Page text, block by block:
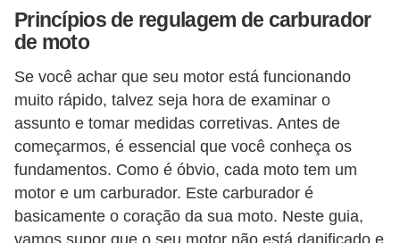
Princípios de regulagem de carburador
de moto
Se você achar que seu motor está funcionando
muito rápido, talvez seja hora de examinar o
assunto e tomar medidas corretivas. Antes de
começarmos, é essencial que você conheça os
fundamentos. Como é óbvio, cada moto tem um
motor e um carburador. Este carburador é
basicamente o coração da sua moto. Neste guia,
vamos supor que o seu motor não está danificado e